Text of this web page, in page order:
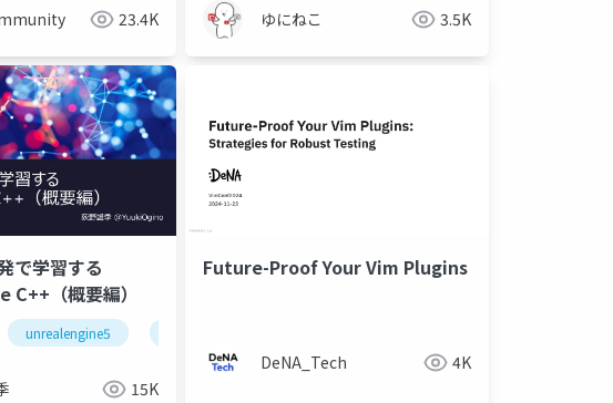
23.4K ゆにねこ 3.5K
で学習する
（概要編）
unrealengine5
15K
Future-Proof Your Vim Plugins
DeNA_Tech 4K